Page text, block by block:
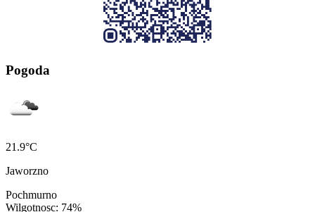
Pogoda
21.9°C
Jaworzno
Pochmurno
Wilgotnosc: 74%